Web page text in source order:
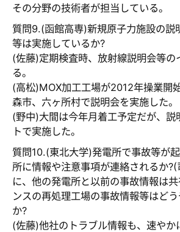
その分野の技術者が担当している。
質問9.(函館高専)新規原子力施設の説
等は実施しているか?
(佐藤)定期検査時、放射線説明会等の
る。
(高松)MOX加工工場が2012年操業開
森市、六ヶ所村で説明会を実施した。
(野中)大間は今年月着工予定だが、説
トで実施した。
質問10.(東北大学)発電所で事故等が
所に情報や注意事項が連絡されるか
に、他の発電所と以前の事故情報は
ンスの再処理工場の事故情報等はど
か?
(佐藤)他社のトラブル情報も、速やか